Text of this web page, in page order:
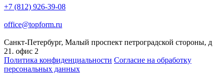
+7 (812) 926-39-08
office@topform.ru
Санкт-Петербург, Малый проспект петроградской стороны, д
21. офис 2
Политика конфиденциальности Согласие на обработку
персональных данных